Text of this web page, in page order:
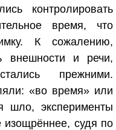
контролировать
время, что
К сожалению,
внешности и речи,
прежними.
«во время» или
шло, эксперименты
изощрённее, судя по